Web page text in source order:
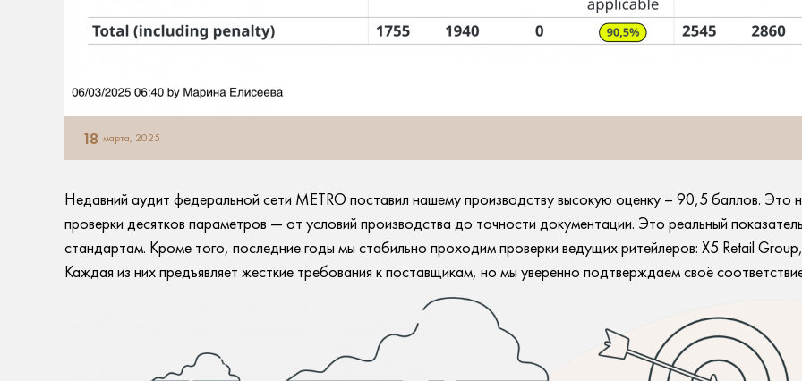
18 марта, 2025
Недавний аудит федеральной сети METRO поставил нашему производству высокую оценку – 90,5 баллов. Это
проверки десятков параметров — от условий производства до точности документации. Это реальный
стандартам. Кроме того, последние годы мы стабильно проходим проверки ведущих ритейлеров: X5 Retail
Каждая из них предъявляет жесткие требования к поставщикам, но мы уверенно подтверждаем своё